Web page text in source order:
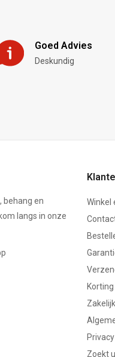
Goed Advies
Deskundig
behang en
langs in onze
Winkel
Zoekt